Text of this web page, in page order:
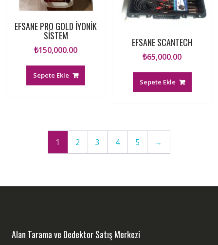
EFSANE PRO GOLD İYONİK
SİSTEM
₺150,000.00
Sepete Ekle
EFSANE SCANTECH
₺65,000.00
Sepete Ekle
1 2 3 4 5 →
Alan Tarama ve Dedektor Satış Merkezi